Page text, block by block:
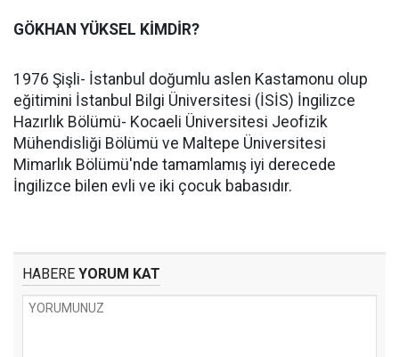
GÖKHAN YÜKSEL KİMDİR?
1976 Şişli- İstanbul doğumlu aslen Kastamonu olup
eğitimini İstanbul Bilgi Üniversitesi (İSİS) İngilizce
Hazırlık Bölümü- Kocaeli Üniversitesi Jeofizik
Mühendisliği Bölümü ve Maltepe Üniversitesi
Mimarlık Bölümü'nde tamamlamış iyi derecede
İngilizce bilen evli ve iki çocuk babasıdır.
HABERE YORUM KAT